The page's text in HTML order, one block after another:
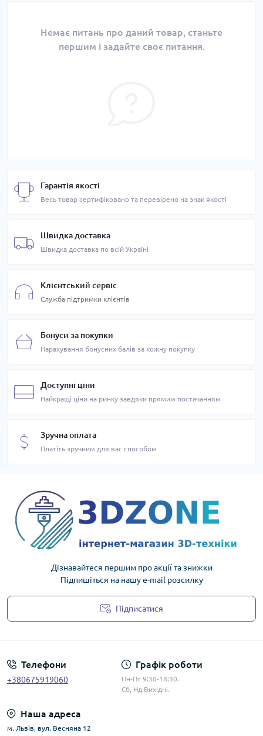
Немає питань про даний товар, станьте
першим і задайте своє питання.
Гарантія якості
Весь товар сертифіковано та перевірено на знак якості
Швидка доставка
Швидка доставка по всій Україні
Клієнтський сервіс
Служба підтримки клієнтів
Бонуси за покупки
Нарахування бонусних балів за кожну покупку
Доступні ціни
Найкращі ціни на ринку завдяки прямим постачанням
Зручна оплата
Платіть зручним для вас способом
Дізнавайтеся першим про акції та знижки
Підпишіться на нашу e-mail розсилку
Підписатися
Телефони
+380675919060
Графік роботи
Пн-Пт 9:30-18:30.
Сб, Нд Вихідні.
Наша адреса
м. Львів, вул. Весняна 12